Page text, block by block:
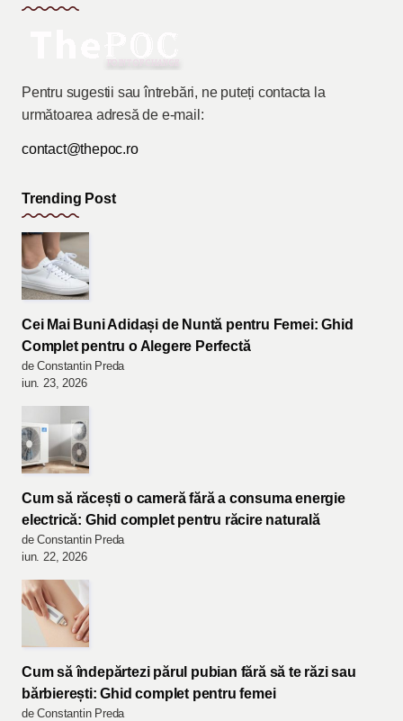
Pentru sugestii sau întrebări, ne puteți contacta la
următoarea adresă de e-mail:
contact@thepoc.ro
Trending Post
Cei Mai Buni Adidași de Nuntă pentru Femei: Ghid
Complet pentru o Alegere Perfectă
de Constantin Preda
iun. 23, 2026
Cum să răcești o cameră fără a consuma energie
electrică: Ghid complet pentru răcire naturală
de Constantin Preda
iun. 22, 2026
Cum să îndepărtezi părul pubian fără să te răzi sau
bărbierești: Ghid complet pentru femei
de Constantin Preda